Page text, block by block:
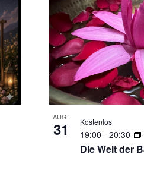
AUG.
31
Die Welt der
19:00 - 20:30
Kostenlos